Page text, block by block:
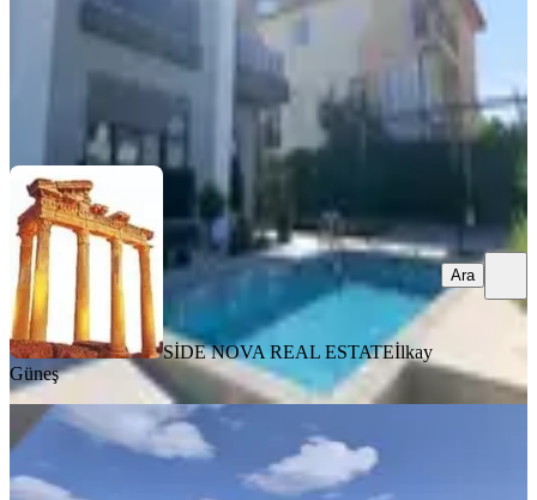
SİDE NOVA REAL ESTATE İlkay Güneş
SİDE NOVA REAL ESTATEİlkay
Güneş
Ara
SIFIR BİNA
Solimar Sitesinde Köşe Parsel, Özel
Bahçeli Sıfır 1+1 Dublekslr